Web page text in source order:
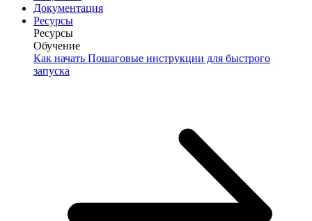
Документация
Ресурсы
Ресурсы
Обучение
Как начать Пошаговые инструкции для быстрого
запуска